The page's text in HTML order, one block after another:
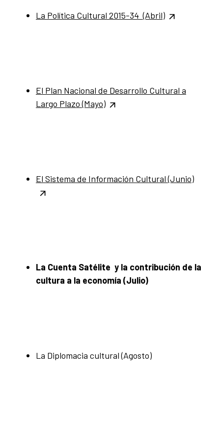
La Política Cultural 2015-34 (Abril)
El Plan Nacional de Desarrollo Cultural a
Largo Plazo (Mayo)
El Sistema de Información Cultural (Junio)
La Cuenta Satélite y la contribución de la
cultura a la economía (Julio)
La Diplomacia cultural (Agosto)